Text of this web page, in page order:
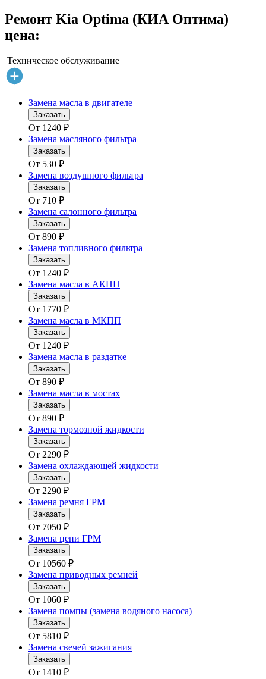
Ремонт Kia Optima (КИА Оптима)
цена:
Техническое обслуживание
Замена масла в двигателе
Заказать
От 1240 ₽
Замена масляного фильтра
Заказать
От 530 ₽
Замена воздушного фильтра
Заказать
От 710 ₽
Замена салонного фильтра
Заказать
От 890 ₽
Замена топливного фильтра
Заказать
От 1240 ₽
Замена масла в АКПП
Заказать
От 1770 ₽
Замена масла в МКПП
Заказать
От 1240 ₽
Замена масла в раздатке
Заказать
От 890 ₽
Замена масла в мостах
Заказать
От 890 ₽
Замена тормозной жидкости
Заказать
От 2290 ₽
Замена охлаждающей жидкости
Заказать
От 2290 ₽
Замена ремня ГРМ
Заказать
От 7050 ₽
Замена цепи ГРМ
Заказать
От 10560 ₽
Замена приводных ремней
Заказать
От 1060 ₽
Замена помпы (замена водяного насоса)
Заказать
От 5810 ₽
Замена свечей зажигания
Заказать
От 1410 ₽